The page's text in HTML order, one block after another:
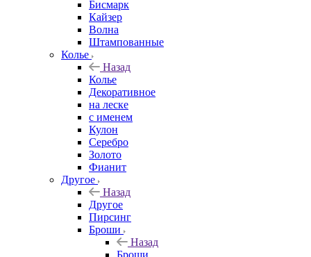
Бисмарк
Кайзер
Волна
Штампованные
Колье
Назад
Колье
Декоративное
на леске
с именем
Кулон
Серебро
Золото
Фианит
Другое
Назад
Другое
Пирсинг
Броши
Назад
Броши